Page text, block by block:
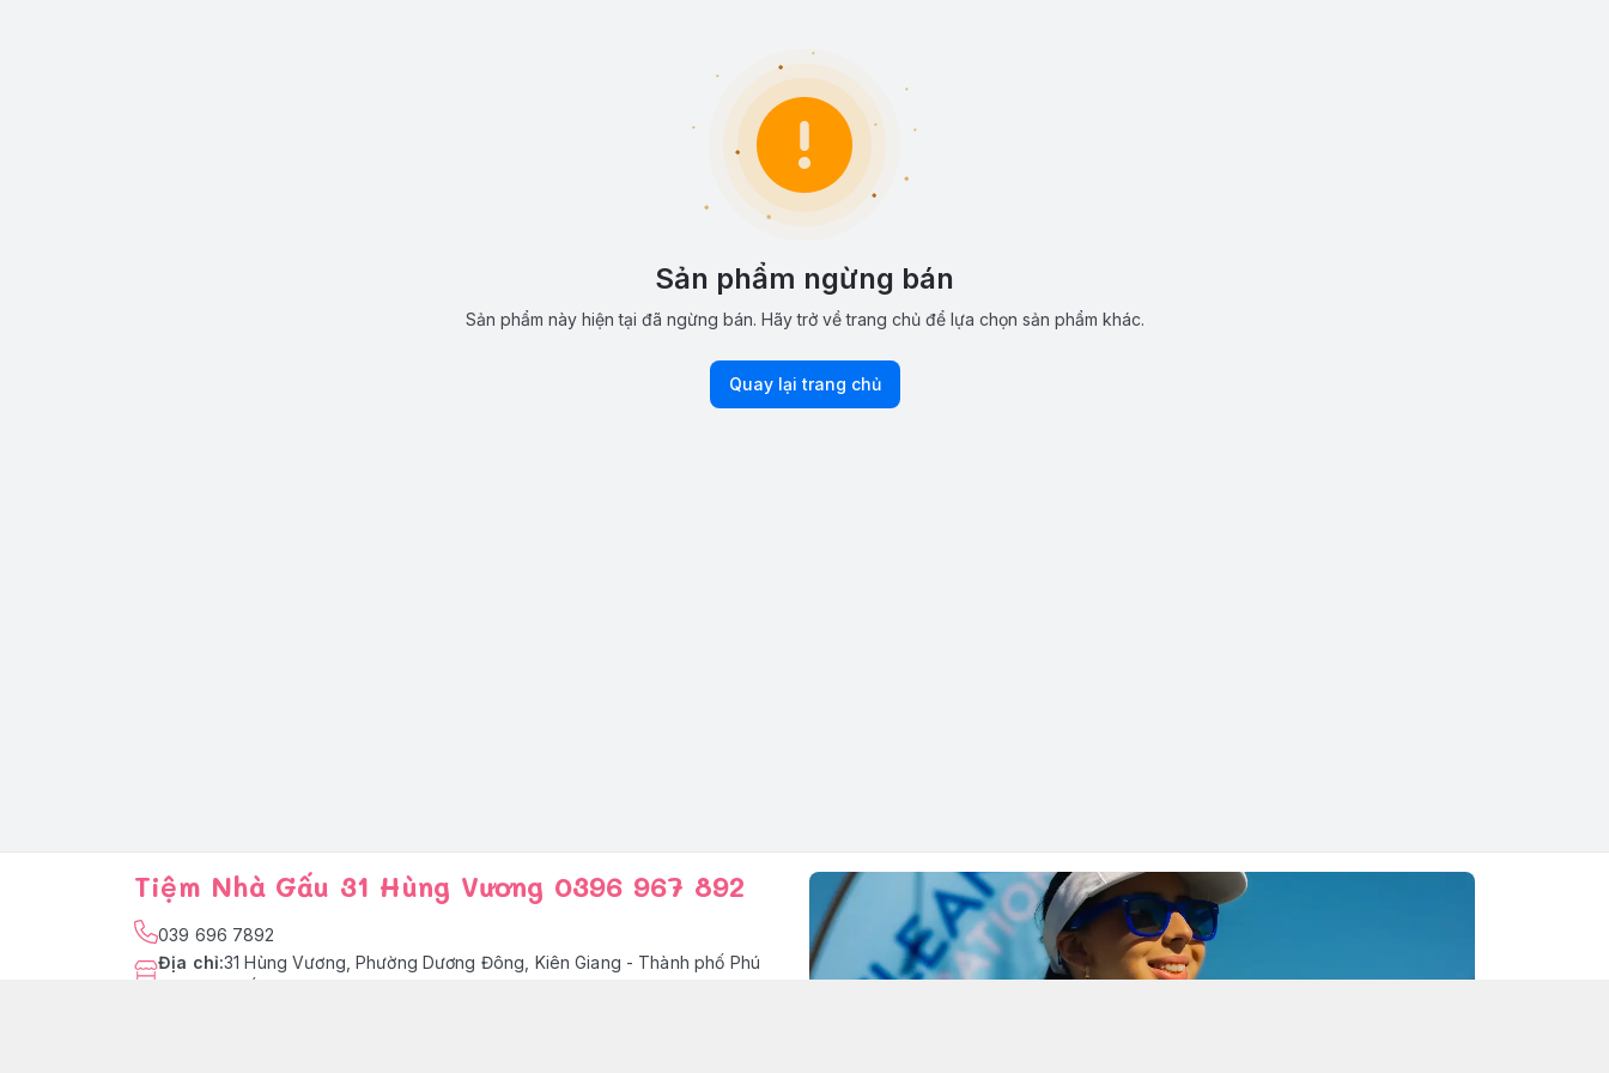
Sản phẩm ngừng bán
Sản phẩm này hiện tại đã ngừng bán. Hãy trở về trang chủ để lựa chọn sản phẩm khác.
Quay lại trang chủ
Tiệm Nhà Gấu 31 Hùng Vương 0396 967 892
039 696 7892
Địa chỉ:31 Hùng Vương, Phường Dương Đông, Kiên Giang - Thành phố Phú
Quốc